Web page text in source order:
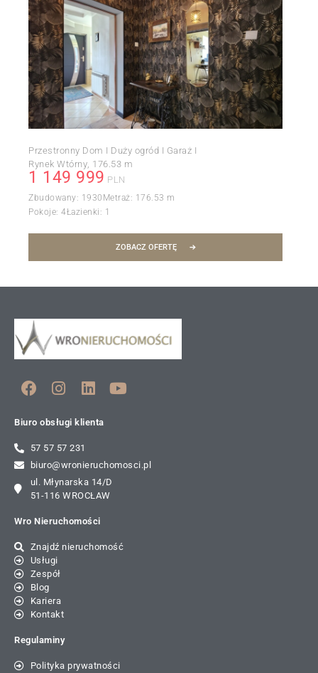
Przestronny Dom I Duży ogród I Garaż I
Rynek Wtórny 176.53 m
1 149 999 PLN
Zbudowany: 1930 Metraż: 176.53 m
Pokoje: 4Łazienki: 1
ZOBACZ OFERTĘ
Biuro obsługi klienta
57 57 57 231
biuro@wronieruchomosci.pl
ul. Młynarska 14/D
51-116 WROCŁAW
Wro Nieruchomości
Znajdź nieruchomość
Usługi
Zespół
Blog
Kariera
Kontakt
Regulaminy
Polityka prywatności